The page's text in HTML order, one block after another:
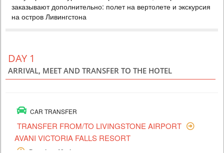
программе предлагаются экскурсии на выбор - просто поставьте
галочку добавить на выбранной экскурсии и получите мгновенный
расчет общей стоимости. Самые популярные экскурсии со стороны
заказывают дополнительно: полет на вертолете и экскурсия
на остров Ливингстона
DAY 1
ARRIVAL, MEET AND TRANSFER TO THE HOTEL
CAR TRANSFER
TRANSFER FROM/TO LIVINGSTONE AIRPORT
AVANI VICTORIA FALLS RESORT